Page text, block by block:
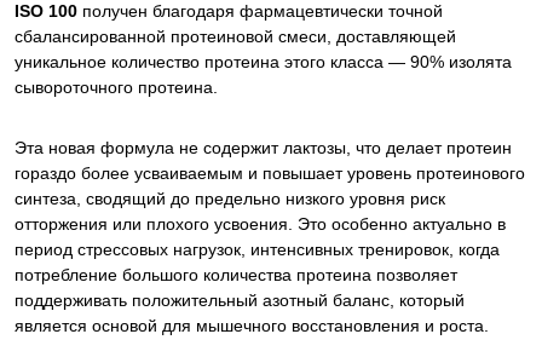
ISO 100 получен благодаря фармацевтически точной
сбалансированной протеиновой смеси, доставляющей
уникальное количество протеина этого класса — 90% изолята
сывороточного протеина.
Эта новая формула не содержит лактозы, что делает протеин
гораздо более усваиваемым и повышает уровень протеинового
синтеза, сводящий до предельно низкого уровня риск
отторжения или плохого усвоения. Это особенно актуально в
период стрессовых нагрузок, интенсивных тренировок, когда
потребление большого количества протеина позволяет
поддерживать положительный азотный баланс, который
является основой для мышечного восстановления и роста.